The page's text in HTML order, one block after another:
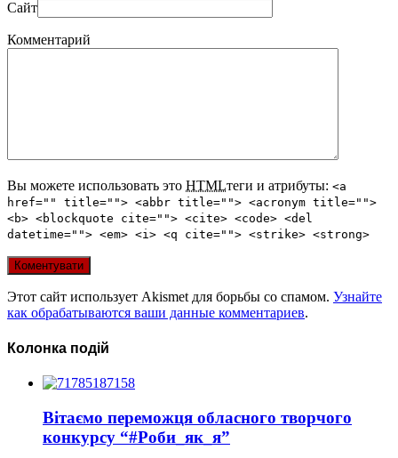
Сайт
Комментарий
Вы можете использовать это HTMLтеги и атрибуты: <a
href="" title=""> <abbr title=""> <acronym title="">
<b> <blockquote cite=""> <cite> <code> <del
datetime=""> <em> <i> <q cite=""> <strike> <strong>
Этот сайт использует Akismet для борьбы со спамом. Узнайте
как обрабатываются ваши данные комментариев.
Колонка подій
Вітаємо переможця обласного творчого
конкурсу “#Роби_як_я”